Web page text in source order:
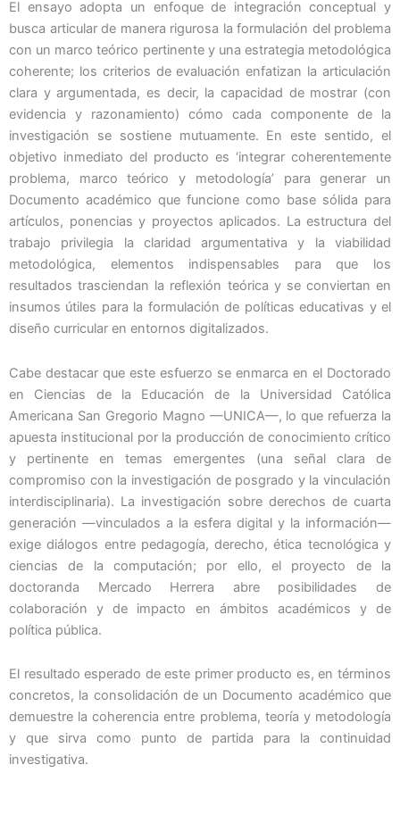
El ensayo adopta un enfoque de integración conceptual y
busca articular de manera rigurosa la formulación del problema
con un marco teórico pertinente y una estrategia metodológica
coherente; los criterios de evaluación enfatizan la articulación
clara y argumentada, es decir, la capacidad de mostrar (con
evidencia y razonamiento) cómo cada componente de la
investigación se sostiene mutuamente. En este sentido, el
objetivo inmediato del producto es ‘integrar coherentemente
problema, marco teórico y metodología’ para generar un
Documento académico que funcione como base sólida para
artículos, ponencias y proyectos aplicados. La estructura del
trabajo privilegia la claridad argumentativa y la viabilidad
metodológica, elementos indispensables para que los
resultados trasciendan la reflexión teórica y se conviertan en
insumos útiles para la formulación de políticas educativas y el
diseño curricular en entornos digitalizados.
Cabe destacar que este esfuerzo se enmarca en el Doctorado
en Ciencias de la Educación de la Universidad Católica
Americana San Gregorio Magno —UNICA—, lo que refuerza la
apuesta institucional por la producción de conocimiento crítico
y pertinente en temas emergentes (una señal clara de
compromiso con la investigación de posgrado y la vinculación
interdisciplinaria). La investigación sobre derechos de cuarta
generación —vinculados a la esfera digital y la información—
exige diálogos entre pedagogía, derecho, ética tecnológica y
ciencias de la computación; por ello, el proyecto de la
doctoranda Mercado Herrera abre posibilidades de
colaboración y de impacto en ámbitos académicos y de
política pública.
El resultado esperado de este primer producto es, en términos
concretos, la consolidación de un Documento académico que
demuestre la coherencia entre problema, teoría y metodología
y que sirva como punto de partida para la continuidad
investigativa.